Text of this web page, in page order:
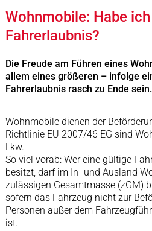
Wohnmobile: Habe
Fahrerlaubnis?
Die Freude am Führen eines
allem eines größeren – infolge
Fahrerlaubnis rasch zu Ende sein.
Wohnmobile dienen der
Richtlinie EU 2007/46 EG sind
Lkw.
So viel vorab: Wer eine gültige
besitzt, darf im In- und Ausland
zulässigen Gesamtmasse (zGM)
sofern das Fahrzeug nicht zur
Personen außer dem
ist.